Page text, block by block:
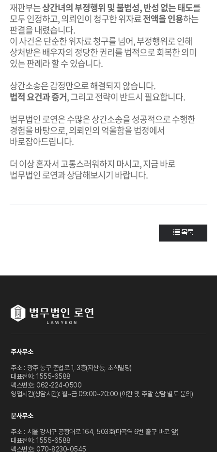
재판부는상간녀의 부정행위 및 불법성, 반성 없는 태도를
모두 인정하고, 의뢰인이 청구한 위자료전액을 인용하는
판결을 내렸습니다.
이 사건은 단순한 위자료 청구를 넘어, 부정행위로 인해
상처받은 배우자의 정당한 권리를 법적으로 회복한 의미
있는 판례라 할 수 있습니다.
상간소송은 감정만으로 해결되지 않습니다.
법적 요건과 증거, 그리고 전략이 반드시 필요합니다.
법무법인 로연은 수많은 상간소송을 성공적으로 수행한
경험을 바탕으로, 의뢰인의 억울함을 법정에서
바로잡아드립니다.
더 이상 혼자서 고통스러워하지 마시고, 지금 바로
법무법인 로연과 상담해보시기 바랍니다.
목록
주사무소
주소 : 광주 동구 준법로 1, 3층(지산동, 초석빌딩)
대표전화: 1555-6588
팩스번호: 062-224-0500
영업시간(상담시간): 월~금 09:00~20:00 (야간 및 주말 상담 별도 문의)
분사무소
주소 : 서울 강서구 공항대로 164, 503호(마곡역 6번 출구 바로 앞)
대표전화: 1555-6588
팩스번호: 070-8230-0545